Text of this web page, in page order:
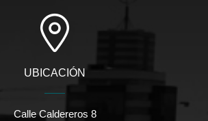
UBICACIÓN
Calle Caldereros 8